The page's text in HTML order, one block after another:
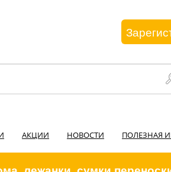
АКЦИИ НОВОСТИ ПОЛЕЗНАЯ